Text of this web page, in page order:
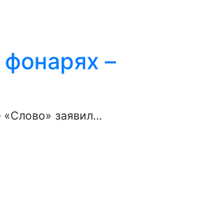
–
«Слово» заявил…